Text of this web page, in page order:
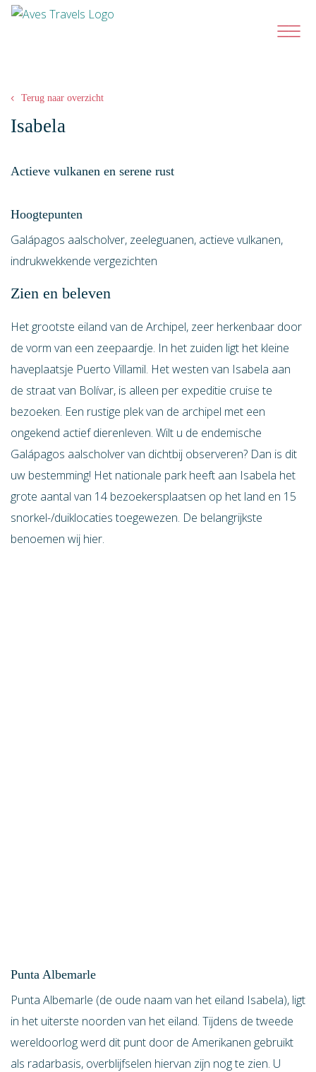
Terug naar overzicht
Isabela
Actieve vulkanen en serene rust
Hoogtepunten
Galápagos aalscholver, zeeleguanen, actieve vulkanen,
indrukwekkende vergezichten
Zien en beleven
Het grootste eiland van de Archipel, zeer herkenbaar door
de vorm van een zeepaardje. In het zuiden ligt het kleine
haveplaatsje Puerto Villamil. Het westen van Isabela aan
de straat van Bolívar, is alleen per expeditie cruise te
bezoeken. Een rustige plek van de archipel met een
ongekend actief dierenleven. Wilt u de endemische
Galápagos aalscholver van dichtbij observeren? Dan is dit
uw bestemming! Het nationale park heeft aan Isabela het
grote aantal van 14 bezoekersplaatsen op het land en 15
snorkel-/duiklocaties toegewezen. De belangrijkste
benoemen wij hier.
Punta Albemarle
Punta Albemarle (de oude naam van het eiland Isabela), ligt
in het uiterste noorden van het eiland. Tijdens de tweede
wereldoorlog werd dit punt door de Amerikanen gebruikt
als radarbasis, overblijfselen hiervan zijn nog te zien. U